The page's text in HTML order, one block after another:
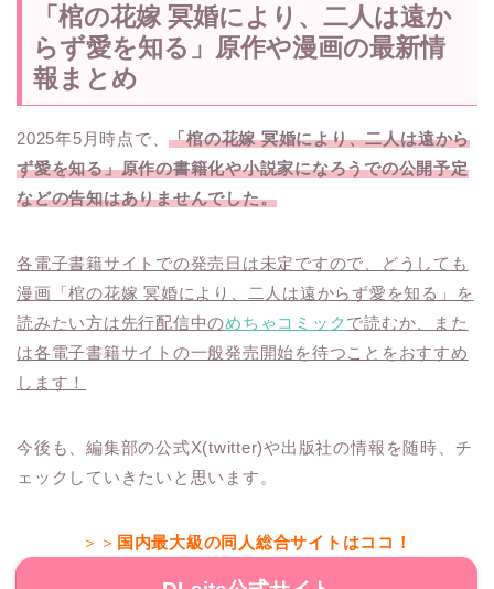
「棺の花嫁 冥婚により、二人は遠か
らず愛を知る」原作や漫画の最新情
報まとめ
2025年5月時点で、「棺の花嫁 冥婚により、二人は遠から
ず愛を知る」原作の書籍化や小説家になろうでの公開予定
などの告知はありませんでした。
各電子書籍サイトでの発売日は未定ですので、どうしても
漫画「棺の花嫁 冥婚により、二人は遠からず愛を知る」を
読みたい方は先行配信中のめちゃコミックで読むか、また
は各電子書籍サイトの一般発売開始を待つことをおすすめ
します！
今後も、編集部の公式X(twitter)や出版社の情報を随時、チ
ェックしていきたいと思います。
＞＞ 国内最大級の同人総合サイトはココ！